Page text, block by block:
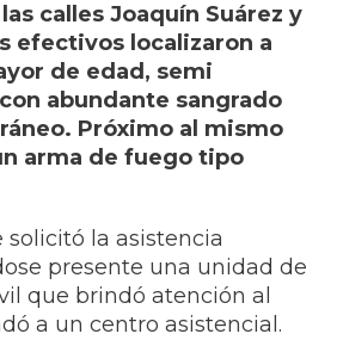
calles Joaquín Suárez y
efectivos localizaron a
de edad, semi
abundante sangrado
Próximo al mismo
arma de fuego tipo
la asistencia
presente una unidad de
que brindó atención al
a un centro asistencial.